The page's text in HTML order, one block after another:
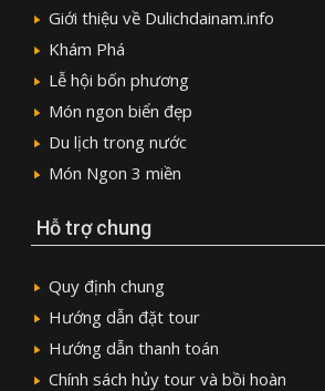
Giới thiệu về Dulichdainam.info
Khám Phá
Lễ hội bốn phương
Món ngon biển đẹp
Du lịch trong nước
Món Ngon 3 miền
Hỗ trợ chung
Quy định chung
Hướng dẫn đặt tour
Hướng dẫn thanh toán
Chính sách hủy tour và bồi hoàn